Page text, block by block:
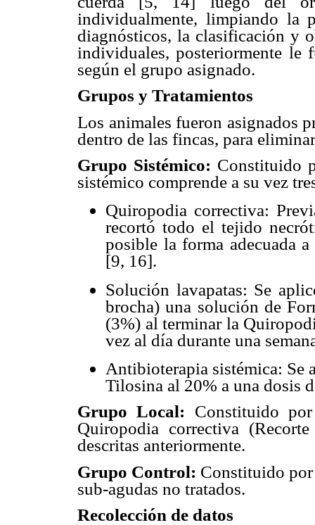
individualmente, limpiando la
diagnósticos, la clasificación y
individuales, posteriormente le
según el grupo asignado.
Grupos y Tratamientos
Los animales fueron asignados
dentro de las fincas, para
Grupo Sistémico: Constituido
sistémico comprende a su vez
Quiropodia correctiva:
recortó todo el tejido
posible la forma adecuada
[9, 16].
Solución lavapatas: Se
brocha) una solución de
(3%) al terminar la
vez al día durante una
Antibioterapia sistémica: Se
Tilosina al 20% a una dosis
Grupo Local: Constituido
Quiropodia correctiva
descritas anteriormente.
Grupo Control: Constituido por
sub-agudas no tratados.
Recolección de datos